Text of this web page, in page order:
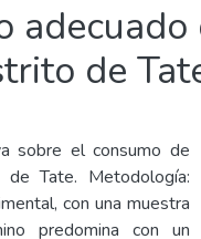
adecuado
de
sobre el consumo de
de Tate. Metodología:
con una muestra
predomina con un